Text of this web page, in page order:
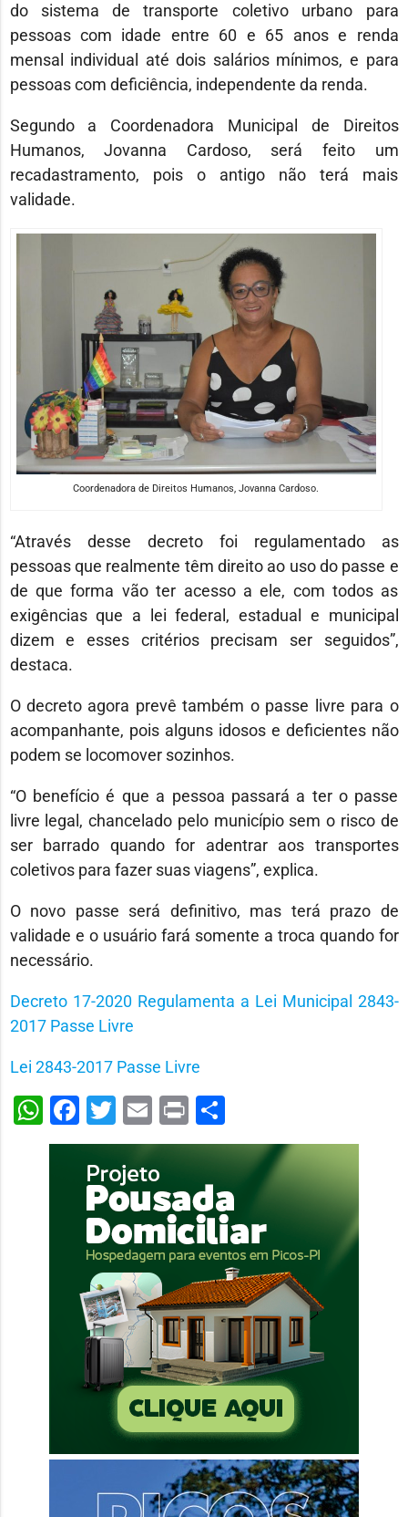
do sistema de transporte coletivo urbano para
pessoas com idade entre 60 e 65 anos e renda
mensal individual até dois salários mínimos, e para
pessoas com deficiência, independente da renda.
Segundo a Coordenadora Municipal de Direitos
Humanos, Jovanna Cardoso, será feito um
recadastramento, pois o antigo não terá mais
validade.
Coordenadora de Direitos Humanos, Jovanna Cardoso.
“Através desse decreto foi regulamentado as
pessoas que realmente têm direito ao uso do passe e
de que forma vão ter acesso a ele, com todos as
exigências que a lei federal, estadual e municipal
dizem e esses critérios precisam ser seguidos”,
destaca.
O decreto agora prevê também o passe livre para o
acompanhante, pois alguns idosos e deficientes não
podem se locomover sozinhos.
“O benefício é que a pessoa passará a ter o passe
livre legal, chancelado pelo município sem o risco de
ser barrado quando for adentrar aos transportes
coletivos para fazer suas viagens”, explica.
O novo passe será definitivo, mas terá prazo de
validade e o usuário fará somente a troca quando for
necessário.
Decreto 17-2020 Regulamenta a Lei Municipal 2843-
2017 Passe Livre
Lei 2843-2017 Passe Livre
WhatsApp
Facebook
Twitter
Email
PrintShare